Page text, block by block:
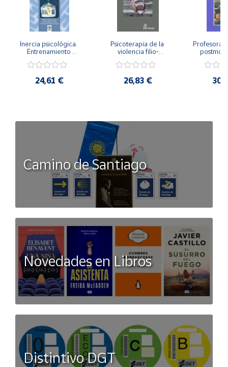
Inercia psicológica.
Entrenamiento
Igualdad de Género.
24,61 €
Psicoterapia de la
violencia filio-
secreto y la
26,83 €
Camino de Santiago
Novedades en Libros
Distintivo DGT